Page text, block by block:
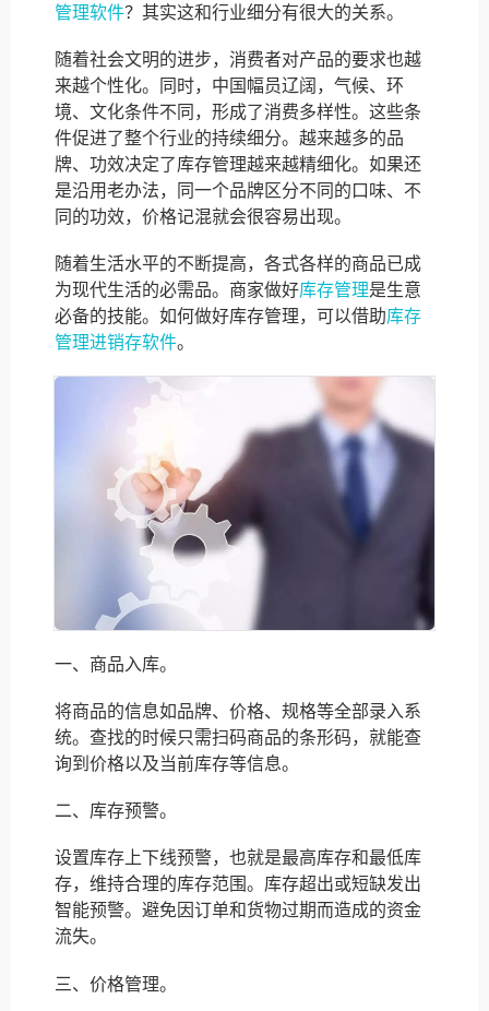
管理软件？其实这和行业细分有很大的关系。
随着社会文明的进步，消费者对产品的要求也越
来越个性化。同时，中国幅员辽阔，气候、环
境、文化条件不同，形成了消费多样性。这些条
件促进了整个行业的持续细分。越来越多的品
牌、功效决定了库存管理越来越精细化。如果还
是沿用老办法，同一个品牌区分不同的口味、不
同的功效，价格记混就会很容易出现。
随着生活水平的不断提高，各式各样的商品已成
为现代生活的必需品。商家做好库存管理是生意
必备的技能。如何做好库存管理，可以借助库存
管理进销存软件。
一、商品入库。
将商品的信息如品牌、价格、规格等全部录入系
统。查找的时候只需扫码商品的条形码，就能查
询到价格以及当前库存等信息。
二、库存预警。
设置库存上下线预警，也就是最高库存和最低库
存，维持合理的库存范围。库存超出或短缺发出
智能预警。避免因订单和货物过期而造成的资金
流失。
三、价格管理。